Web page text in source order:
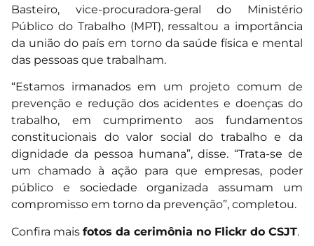
Basteiro, vice-procuradora-geral do Ministério
Público do Trabalho (MPT), ressaltou a importância
da união do país em torno da saúde física e mental
das pessoas que trabalham.
“Estamos irmanados em um projeto comum de
prevenção e redução dos acidentes e doenças do
trabalho, em cumprimento aos fundamentos
constitucionais do valor social do trabalho e da
dignidade da pessoa humana”, disse. “Trata-se de
um chamado à ação para que empresas, poder
público e sociedade organizada assumam um
compromisso em torno da prevenção”, completou.
Confira mais fotos da cerimônia no Flickr do CSJT.